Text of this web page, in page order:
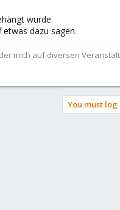
wurde.
dazu sagen.
mich auf diversen
You must